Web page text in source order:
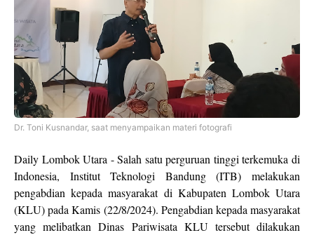
Dr. Toni Kusnandar, saat menyampaikan materi fotografi
Daily Lombok Utara - Salah satu perguruan tinggi terkemuka di
Indonesia, Institut Teknologi Bandung (ITB) melakukan
pengabdian kepada masyarakat di Kabupaten Lombok Utara
(KLU) pada Kamis (22/8/2024). Pengabdian kepada masyarakat
yang melibatkan Dinas Pariwisata KLU tersebut dilakukan